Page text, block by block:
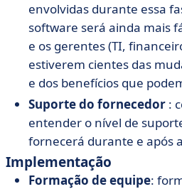
envolvidas durante essa
software será ainda mais
e os gerentes (TI,
estiverem cientes das
e dos benefícios que
Suporte do fornecedor :
entender o nível de
fornecerá durante e após
Implementação
Formação de equipe: